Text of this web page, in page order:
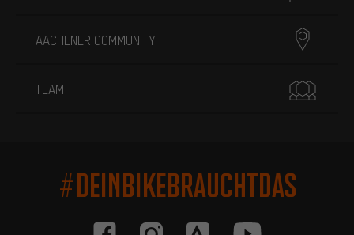
AACHENER COMMUNITY
TEAM
#DEINBIKEBRAUCHTDAS